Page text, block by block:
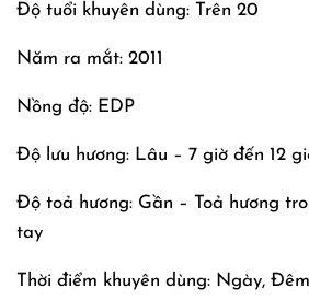
Độ tuổi khuyên dùng: Trên 20
Năm ra mắt: 2011
Nồng độ: EDP
Độ lưu hương: Lâu – 7 giờ đến 12
Độ toả hương: Gần – Toả hương
tay
Thời điểm khuyên dùng: Ngày,